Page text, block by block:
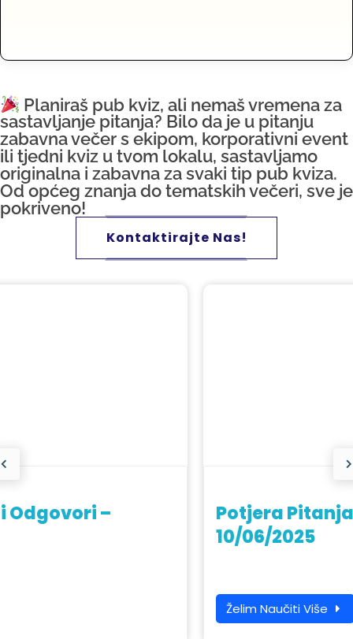
Planiraš pub kviz, ali nemaš vremena za
sastavljanje pitanja? Bilo da je u pitanju
zabavna večer s ekipom, korporativni event
ili tjedni kviz u tvom lokalu, sastavljamo
originalna i zabavna za svaki tip pub kviza.
Od općeg znanja do tematskih večeri, sve je
pokriveno!
Kontaktirajte Nas!
–
Potjera Pitanja i
10/06/2025
Želim Naučiti Više